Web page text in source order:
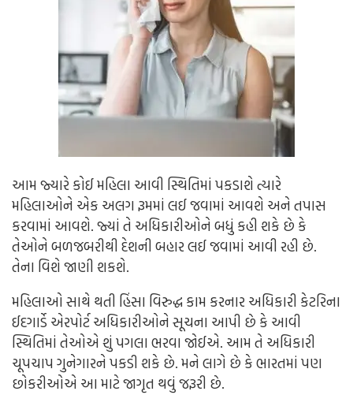
આમ જ્યારે કોઈ મહિલા આવી સ્થિતિમાં પકડાશે ત્યારે
મહિલાઓને એક અલગ રૂમમાં લઈ જવામાં આવશે અને તપાસ
કરવામાં આવશે. જ્યાં તે અધિકારીઓને બધું કહી શકે છે કે
તેઓને બળજબરીથી દેશની બહાર લઈ જવામાં આવી રહી છે.
તેના વિશે જાણી શકશે.
મહિલાઓ સાથે થતી હિંસા વિરુદ્ધ કામ કરનાર અધિકારી કેટરિના
ઈદગાર્ડે એરપોર્ટ અધિકારીઓને સૂચના આપી છે કે આવી
સ્થિતિમાં તેઓએ શું પગલા ભરવા જોઈએ. આમ તે અધિકારી
ચૂપચાપ ગુનેગારને પકડી શકે છે. મને લાગે છે કે ભારતમાં પણ
છોકરીઓએ આ માટે જાગૃત થવું જરૂરી છે.